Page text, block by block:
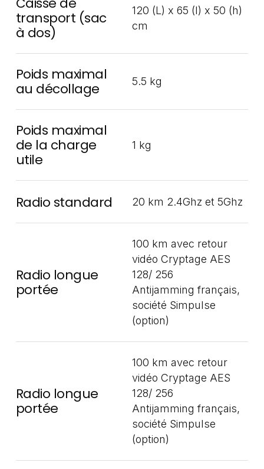
transport (sac
à dos)
120 (L) x 65 (l) x 50 (h)
cm
Poids maximal
au décollage
5.5 kg
Poids maximal
de la charge
utile
1 kg
Radio standard 20 km 2.4Ghz et 5Ghz
Radio longue
portée
100 km avec retour
vidéo Cryptage AES
128/ 256
Antijamming français,
société Simpulse
(option)
Radio longue
portée
100 km avec retour
vidéo Cryptage AES
128/ 256
Antijamming français,
société Simpulse
(option)